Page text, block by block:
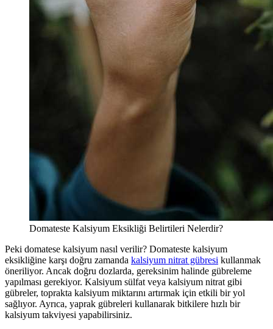
Domateste Kalsiyum Eksikliği Belirtileri Nelerdir?
Peki domatese kalsiyum nasıl verilir? Domateste kalsiyum
eksikliğine karşı doğru zamanda kalsiyum nitrat gübresi kullanmak
öneriliyor. Ancak doğru dozlarda, gereksinim halinde gübreleme
yapılması gerekiyor. Kalsiyum sülfat veya kalsiyum nitrat gibi
gübreler, toprakta kalsiyum miktarını artırmak için etkili bir yol
sağlıyor. Ayrıca, yaprak gübreleri kullanarak bitkilere hızlı bir
kalsiyum takviyesi yapabilirsiniz.